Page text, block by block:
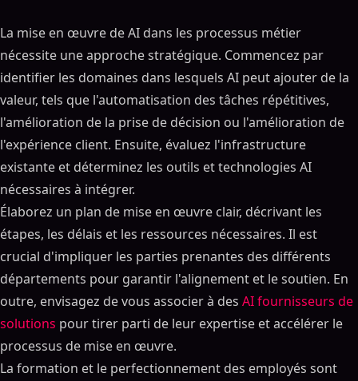
La mise en œuvre de AI dans les processus métier
nécessite une approche stratégique. Commencez par
identifier les domaines dans lesquels AI peut ajouter de la
valeur, tels que l'automatisation des tâches répétitives,
l'amélioration de la prise de décision ou l'amélioration de
l'expérience client. Ensuite, évaluez l'infrastructure
existante et déterminez les outils et technologies AI
nécessaires à intégrer.
Élaborez un plan de mise en œuvre clair, décrivant les
étapes, les délais et les ressources nécessaires. Il est
crucial d'impliquer les parties prenantes des différents
départements pour garantir l'alignement et le soutien. En
outre, envisagez de vous associer à des AI fournisseurs de
solutions pour tirer parti de leur expertise et accélérer le
processus de mise en œuvre.
La formation et le perfectionnement des employés sont